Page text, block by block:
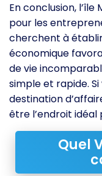
En conclusion,
pour les
cherchent à
économique
de vie
simple et rapide.
destination
être l’endroit idéal
Quel